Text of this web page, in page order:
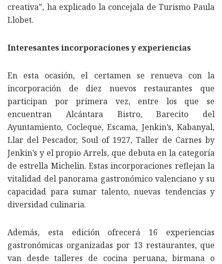
creativa”, ha explicado la concejala de Turismo Paula
Llobet.
Interesantes incorporaciones y experiencias
En esta ocasión, el certamen se renueva con la
incorporación de diez nuevos restaurantes que
participan por primera vez, entre los que se
encuentran Alcántara Bistro, Barecito del
Ayuntamiento, Cocleque, Escama, Jenkin’s, Kabanyal,
Llar del Pescador, Soul of 1927, Taller de Carnes by
Jenkin’s y el propio Arrels, que debuta en la categoría
de estrella Michelin. Estas incorporaciones reflejan la
vitalidad del panorama gastronómico valenciano y su
capacidad para sumar talento, nuevas tendencias y
diversidad culinaria.
Además, esta edición ofrecerá 16 experiencias
gastronómicas organizadas por 13 restaurantes, que
van desde talleres de cocina peruana, birmana o